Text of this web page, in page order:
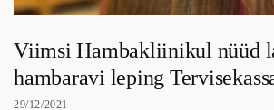
Viimsi Hambakliinikul nüüd
hambaravi leping
29/12/2021